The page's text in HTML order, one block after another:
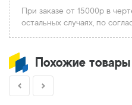
При заказе от 15000р в
остальных случаях, по
Похожие товары